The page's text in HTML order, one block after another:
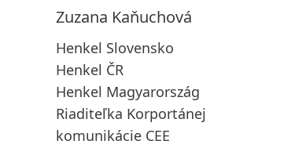
Zuzana Kaňuchová
Henkel Slovensko
Henkel ČR
Henkel Magyarország
Riaditeľka Korportánej
komunikácie CEE